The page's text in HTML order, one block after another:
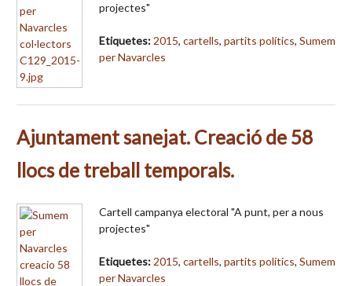
projectes"
Etiquetes: 2015, cartells, partits polítics, Sumem
per Navarcles
Ajuntament sanejat. Creació de 58
llocs de treball temporals.
Cartell campanya electoral "A punt, per a nous
projectes"
Etiquetes: 2015, cartells, partits polítics, Sumem
per Navarcles